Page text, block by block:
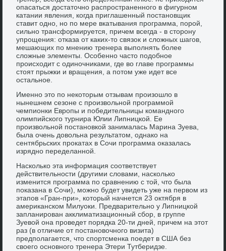
опасаться достаточно распространенного в фигурном
катании явления, когда приглашенный постановщик
ставит одно, но по мере вкатывания программа, порой,
сильно трансформируется, причем всегда - в сторону
упрощения: отказа от каких-то связок и сложных шагов,
мешающих по мнению тренера выполнять более
сложные элементы. Особенно часто подобное
происходит с одиночниками, где во главе программы
стоят прыжки и вращения, а потом уже идет все
остальное.
Именно это по некоторым отзывам произошло в
нынешнем сезоне с произвольной программой
чемпионки Европы и победительницы командного
олимпийского турнира Юлии Липницкой. Ее
произвольной постановкой занималась Марина Зуева,
была очень довольна результатом, однако на
сентябрьских прокатах в Сочи программа оказалась
изрядно переделанной.
Насколько эта информация соответствует
действительности (другими словами, насколько
изменится программа по сравнению с той, что была
показана в Сочи), можно будет увидеть уже на первом из
этапов «Гран-при», который начнется 23 октября в
американском Милуоки. Предварительно у Липницкой
запланирован акклиматизационный сбор, в группе
Зуевой она проведет порядка 20-ти дней, причем на этот
раз (в отличие от постановочного визита)
предполагается, что спортсменка поедет в США без
своего основного тренера Этери Тутберидзе.